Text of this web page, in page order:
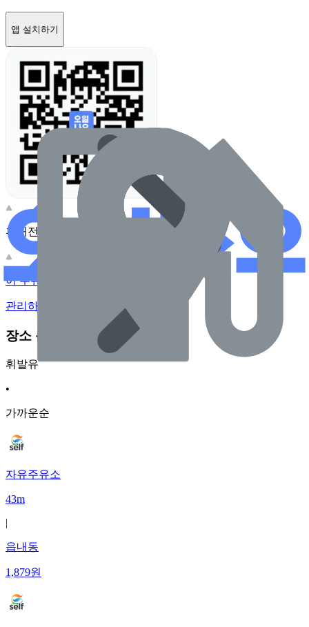
앱 설치하기
휴대전화 카메라로 찍어보세요
이 주유소의 사장님이신가요?
관리하기
장소 근처 주유소
휘발유
•
가까운순
자유주유소
43m
|
읍내동
1,879원